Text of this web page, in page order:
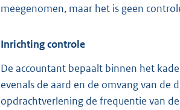
meegenomen, maar het is geen
Inrichting controle
De accountant bepaalt binnen het
evenals de aard en de omvang van
opdrachtverlening de frequentie van